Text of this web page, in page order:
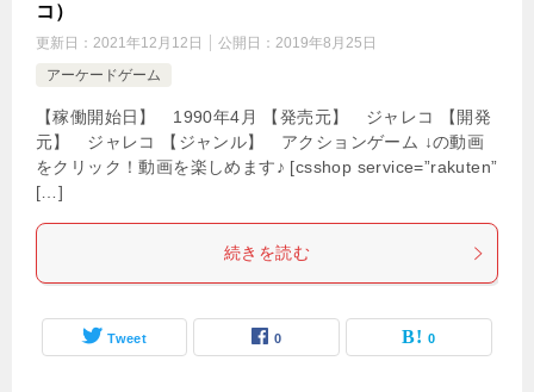
コ）
更新日： 2021年12月12日 公開日： 2019年8月25日
アーケードゲーム
【稼働開始日】 1990年4月 【発売元】 ジャレコ 【開発
元】 ジャレコ 【ジャンル】 アクションゲーム ↓の動画
をクリック！動画を楽しめます♪ [csshop service=”rakuten”
[…]
続きを読む
Tweet 0 0